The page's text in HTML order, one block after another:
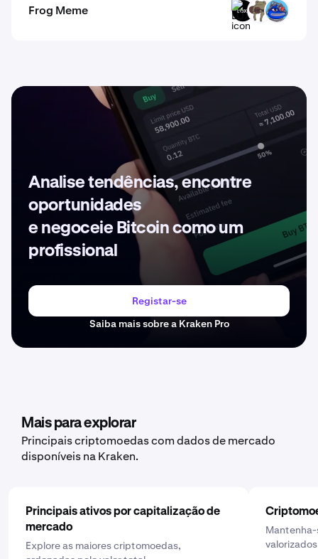
Frog Meme LOXI LONER FORG
Analise tendências, encontre
oportunidades
e negoceie Bitcoin como um
profissional
Registar-se
Saiba mais sobre a Kraken Pro
Mais para explorar
Principais criptomoedas com dados de mercado
disponíveis na Kraken.
Principais ativos por capitalização de
mercado
Explore as maiores criptomoedas,